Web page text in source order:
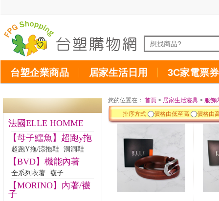
台塑企業商品 居家生活日用 3C家電票券
法國ELLE HOMME
【母子鱷魚】超跑y拖
超跑Y拖/涼拖鞋 洞洞鞋
【BVD】機能內著
全系列衣著 襪子
【MORINO】內著/襪
子
您的位置在： 首頁 > 居家生活寢具 > 服飾
排序方式
價格由低至高 價格由